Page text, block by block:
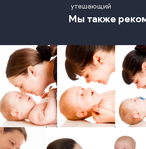
утешающий
Мы также
photo photo